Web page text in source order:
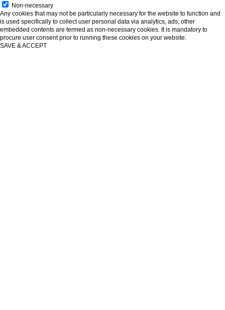
Non-necessary
Any cookies that may not be particularly necessary for the website to function and
is used specifically to collect user personal data via analytics, ads, other
embedded contents are termed as non-necessary cookies. It is mandatory to
procure user consent prior to running these cookies on your website.
SAVE & ACCEPT